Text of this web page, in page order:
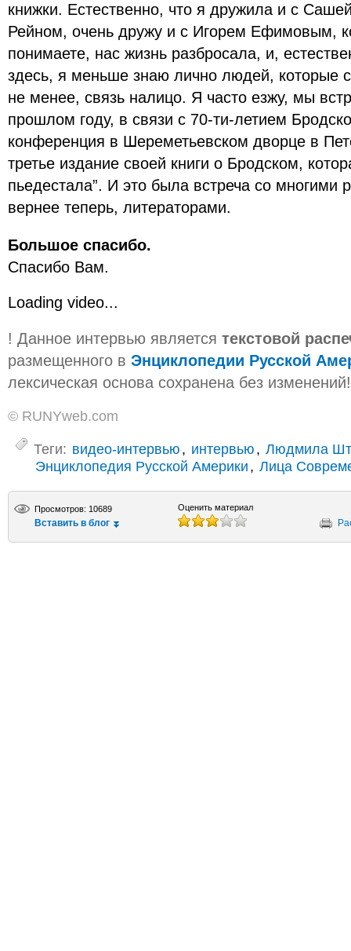
книжки. Естественно, что я дружила и с
Рейном, очень дружу и с Игорем Ефимовым,
понимаете, нас жизнь разбросала, и,
здесь, я меньше знаю лично людей, которые
не менее, связь налицо. Я часто езжу, мы
прошлом году, в связи с 70-ти-летием
конференция в Шереметьевском дворце в
третье издание своей книги о Бродском,
пьедестала”. И это была встреча со многими
вернее теперь, литераторами.
Большое спасибо.
Спасибо Вам.
Loading video...
! Данное интервью является текстовой
размещенного в Энциклопедии Русской
лексическая основа сохранена без изменений!
© RUNYweb.com
Теги: видео-интервью, интервью, Людмила
Энциклопедия Русской Америки, Лица
Просмотров: 10689
Вставить в блог
Оценить материал